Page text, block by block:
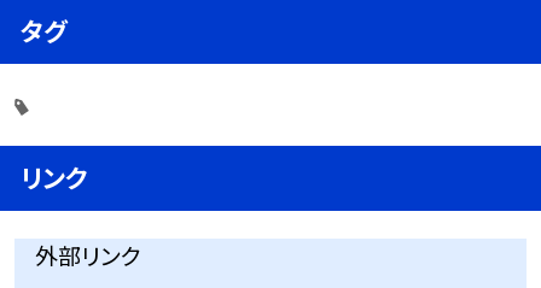
タグ
リンク
外部リンク